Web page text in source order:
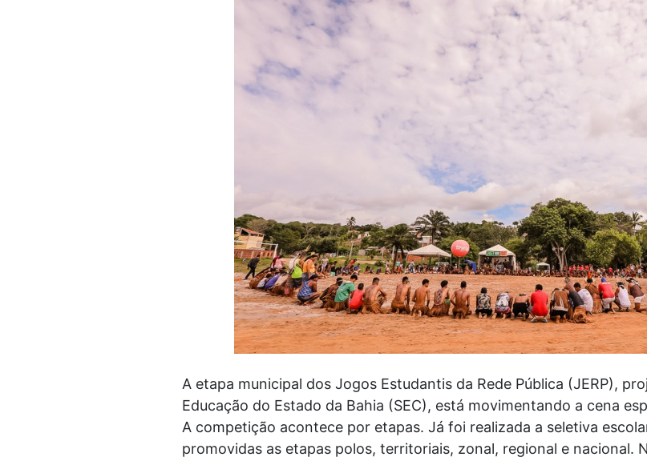
A etapa municipal dos Jogos Estudantis da Rede Pública (JERP),
Educação do Estado da Bahia (SEC), está movimentando a cena
A competição acontece por etapas. Já foi realizada a seletiva
promovidas as etapas polos, territoriais, zonal, regional e nacional.